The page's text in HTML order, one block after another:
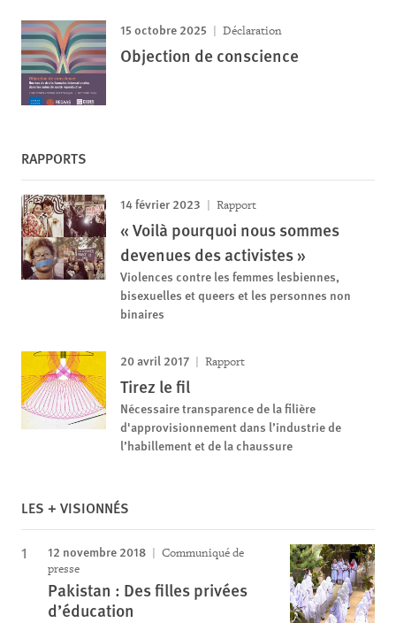
15 octobre 2025 Déclaration
Objection de conscience
RAPPORTS
14 février 2023 Rapport
« Voilà pourquoi nous sommes
devenues des activistes »
Violences contre les femmes lesbiennes,
bisexuelles et queers et les personnes non
binaires
20 avril 2017 Rapport
Tirez le fil
Nécessaire transparence de la filière
d'approvisionnement dans l’industrie de
l’habillement et de la chaussure
LES + VISIONNÉS
12 novembre 2018
Communiqué de
presse
Pakistan : Des filles privées
d’éducation